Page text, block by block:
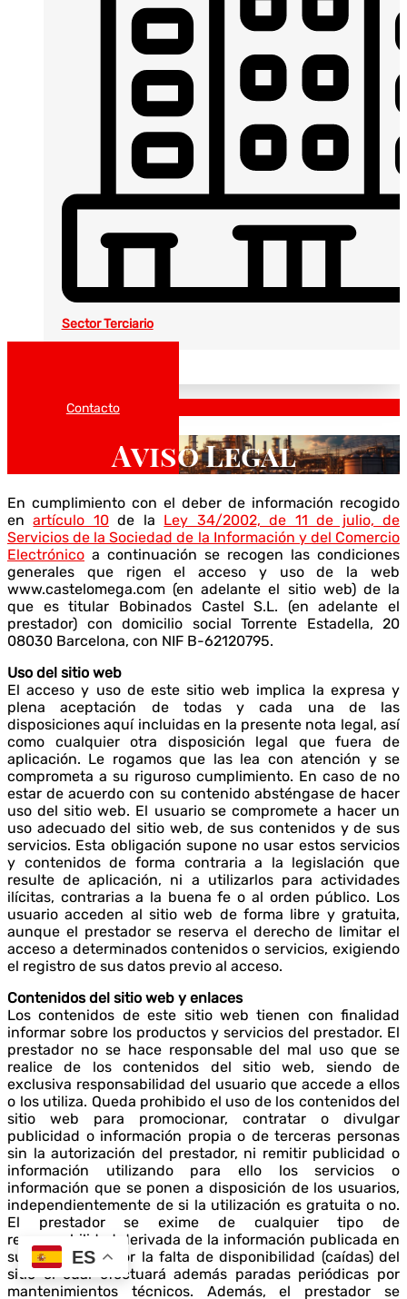
Sector Terciario
Contacto
Aviso Legal
En cumplimiento con el deber de información recogido
enartículo 10de la Ley 34/2002, de 11 de julio, de
Servicios de la Sociedad de la Información y del Comercio
Electrónico a continuación se recogen las condiciones
generales que rigen el acceso y uso de la web
www.castelomega.com (en adelante el sitio web) de la
que es titular Bobinados Castel S.L. (en adelante el
prestador) con domicilio social Torrente Estadella, 20
08030 Barcelona, con NIF B-62120795.
Uso del sitio web
El acceso y uso de este sitio web implica la expresa y
plena aceptación de todas y cada una de las
disposiciones aquí incluidas en la presente nota legal, así
como cualquier otra disposición legal que fuera de
aplicación. Le rogamos que las lea con atención y se
comprometa a su riguroso cumplimiento. En caso de no
estar de acuerdo con su contenido absténgase de hacer
uso del sitio web. El usuario se compromete a hacer un
uso adecuado del sitio web, de sus contenidos y de sus
servicios. Esta obligación supone no usar estos servicios
y contenidos de forma contraria a la legislación que
resulte de aplicación, ni a utilizarlos para actividades
ilícitas, contrarias a la buena fe o al orden público. Los
usuario acceden al sitio web de forma libre y gratuita,
aunque el prestador se reserva el derecho de limitar el
acceso a determinados contenidos o servicios, exigiendo
el registro de sus datos previo al acceso.
Contenidos del sitio web y enlaces
Los contenidos de este sitio web tienen con finalidad
informar sobre los productos y servicios del prestador. El
prestador no se hace responsable del mal uso que se
realice de los contenidos del sitio web, siendo de
exclusiva responsabilidad del usuario que accede a ellos
o los utiliza. Queda prohibido el uso de los contenidos del
sitio web para promocionar, contratar o divulgar
publicidad o información propia o de terceras personas
sin la autorización del prestador, ni remitir publicidad o
información utilizando para ello los servicios o
información que se ponen a disposición de los usuarios,
independientemente de si la utilización es gratuita o no.
El prestador se exime de cualquier tipo de
responsabilidad derivada de la información publicada en
su sitio web y por la falta de disponibilidad (caídas) del
sitio el cual efectuará además paradas periódicas por
mantenimientos técnicos. Además, el prestador se
ES